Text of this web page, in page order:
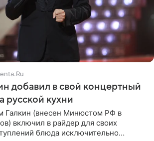
добавил в свой концертный
русской кухни
Галкин (внесен Минюстом РФ в
включил в райдер для своих
блюда исключительно